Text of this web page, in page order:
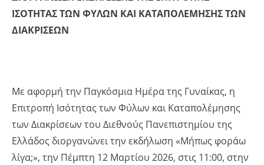
ΙΣΟΤΗΤΑΣ ΤΩΝ ΦΥΛΩΝ ΚΑΙ ΚΑΤΑΠΟΛΕΜΗΣΗΣ ΤΩΝ
ΔΙΑΚΡΙΣΕΩΝ
Με αφορμή την Παγκόσμια Ημέρα της Γυναίκας, η
Επιτροπή Ισότητας των Φύλων και Καταπολέμησης
των Διακρίσεων του Διεθνούς Πανεπιστημίου της
Ελλάδος διοργανώνει την εκδήλωση «Μήπως φοράω
λίγα;», την Πέμπτη 12 Μαρτίου 2026, στις 11:00, στην